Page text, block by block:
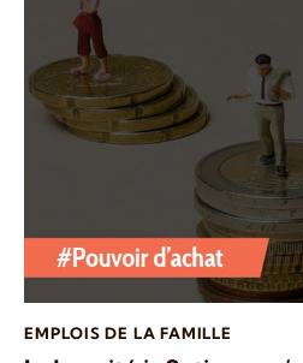
EMPLOIS DE LA FAMILLE